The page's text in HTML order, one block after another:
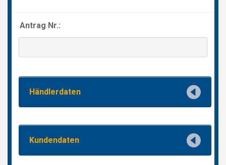
DEUTSCH
DEUTSCH